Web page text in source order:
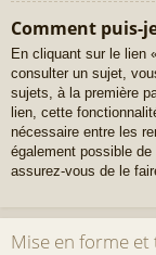
Comment puis-
En cliquant sur le lien
consulter un sujet,
sujets, à la première
lien, cette
nécessaire entre les
également possible
assurez-vous de le
Mise en forme et